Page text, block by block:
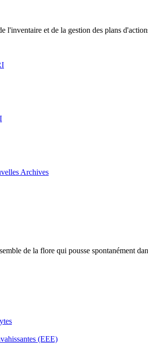
l'inventaire et de la gestion des plans
Archives
de la flore qui pousse spontanément
(EEE)